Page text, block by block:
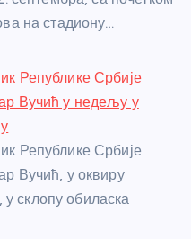
на стадиону…
Републике Србије
Вучић у недељу у
Републике Србије
Вучић, у оквиру
склопу обиласка